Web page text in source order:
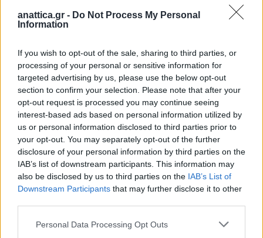
anattica.gr - Do Not Process My Personal
Information
If you wish to opt-out of the sale, sharing to third parties, or
processing of your personal or sensitive information for
targeted advertising by us, please use the below opt-out
section to confirm your selection. Please note that after your
opt-out request is processed you may continue seeing
interest-based ads based on personal information utilized by
us or personal information disclosed to third parties prior to
your opt-out. You may separately opt-out of the further
disclosure of your personal information by third parties on the
IAB’s list of downstream participants. This information may
also be disclosed by us to third parties on the IAB’s List of
Downstream Participants that may further disclose it to other
Personal Data Processing Opt Outs
γεγονός, που ενώνει την παράδοση με τη σύγχρονη
δημιουργία.
Το «Φεστιβάλ Γαστρονομικών Εμπειριών Δήμου
Μαρκοπούλου 2026» αποτελεί μια ανοιχτή
πρόσκληση προς κατοίκους και επισκέπτες να
γνωρίσουν από κοντά τις γεύσεις, τους ανθρώπους
και την ταυτότητα των Μεσογείων, μέσα από ένα
ξεχωριστό γαστρονομικό ταξίδι, που τοποθετεί να
μοναδικά προϊόντας της περιοχής μας, στη
σύγχρονη κουζίνα.
Η πρώτη μέρα και έναρξη του Φεστιβάλ, θα
γαστρονομικές επιδείξεις, τιμητικές βραβεύσεις